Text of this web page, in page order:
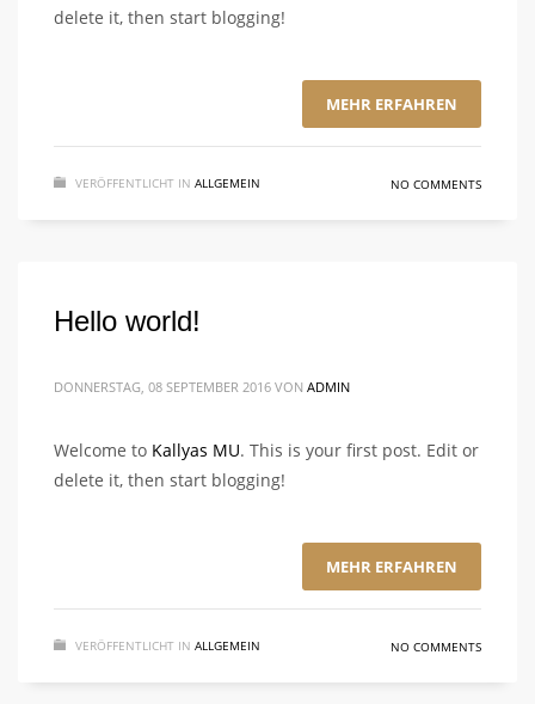
delete it, then start blogging!
MEHR ERFAHREN
VERÖFFENTLICHT IN ALLGEMEIN NO COMMENTS
Hello world!
DONNERSTAG, 08 SEPTEMBER 2016 VON ADMIN
Welcome to Kallyas MU. This is your first post. Edit or
delete it, then start blogging!
MEHR ERFAHREN
VERÖFFENTLICHT IN ALLGEMEIN NO COMMENTS